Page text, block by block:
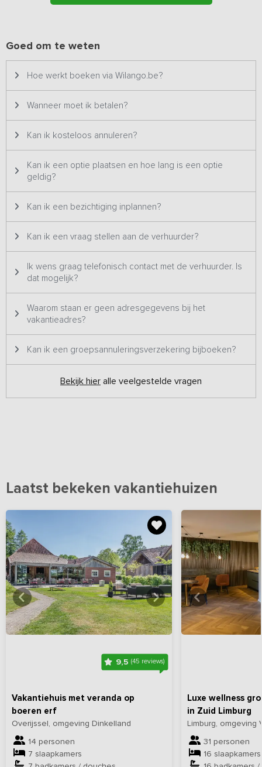
de boules baan en grote zandbak (70m2) met speeltoestel en
Dit vakantieadres is zowel voor kleine als grotere groepen
en wordt dus ook altijd aan één groep tegelijk verhuurd.
Goed om te weten
Hoe werkt boeken via Wilango.be?
Wanneer moet ik betalen?
Kan ik kosteloos annuleren?
Kan ik een optie plaatsen en hoe lang is een optie
geldig?
Kan ik een bezichtiging inplannen?
Kan ik een vraag stellen aan de verhuurder?
Ik wens graag telefonisch contact met de verhuurder. Is
dat mogelijk?
Waarom staan er geen adresgegevens bij het
vakantieadres?
Kan ik een groepsannuleringsverzekering bijboeken?
Bekijk hier alle veelgestelde vragen
Laatst bekeken vakantiehuizen
9,5(45 reviews)
Vakantiehuis met veranda op
boeren erf
Overijssel, omgeving Dinkelland
14 personen
7 slaapkamers
Bekijkhieralle foto's
Luxe wellness
in Zuid Limburg
Limburg, omgeving
31 personen
16 slaapkamers
Bekijk